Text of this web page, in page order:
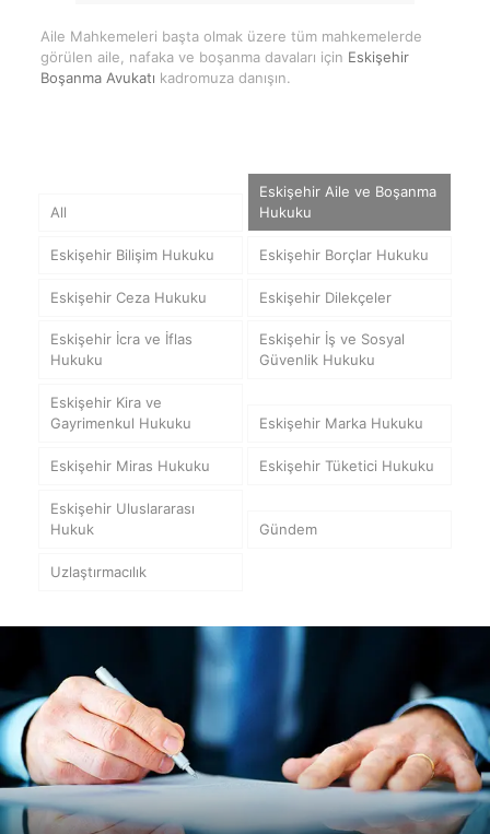
Aile Mahkemeleri başta olmak üzere tüm mahkemelerde
görülen aile, nafaka ve boşanma davaları için Eskişehir
Boşanma Avukatı kadromuza danışın.
All
Eskişehir Aile ve Boşanma
Hukuku
Eskişehir Bilişim Hukuku Eskişehir Borçlar Hukuku
Eskişehir Ceza Hukuku Eskişehir Dilekçeler
Eskişehir İcra ve İflas
Hukuku
Eskişehir İş ve Sosyal
Güvenlik Hukuku
Eskişehir Kira ve
Gayrimenkul Hukuku
Eskişehir Marka Hukuku
Eskişehir Miras Hukuku Eskişehir Tüketici Hukuku
Eskişehir Uluslararası
Hukuk
Gündem
Uzlaştırmacılık